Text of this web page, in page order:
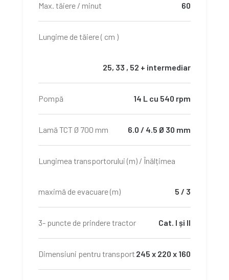
Max. tăiere / minut 60
Lungime de tăiere ( cm )
25, 33 , 52 + intermediar
Pompă 14 L cu 540 rpm
Lamă TCT Ø 700 mm 6.0 / 4.5 Ø 30 mm
Lungimea transportorului (m) / Înălțimea
maximă de evacuare (m) 5 / 3
3- puncte de prindere tractor Cat. I și II
Dimensiuni pentru transport 245 x 220 x 160